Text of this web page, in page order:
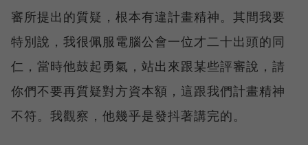
審所提出的質疑，根本有違計畫精神。其間我要
特別說，我很佩服電腦公會一位才二十出頭的同
仁，當時他鼓起勇氣，站出來跟某些評審說，請
你們不要再質疑對方資本額，這跟我們計畫精神
不符。我觀察，他幾乎是發抖著講完的。